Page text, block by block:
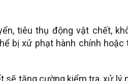
tiêu thụ động vật chết,
bị xử phạt hành chính
sẽ tăng cường kiểm tra, xử